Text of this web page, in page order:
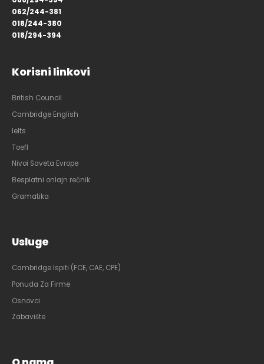
062/244-381
018/244-380
018/294-394
Korisni linkovi
British Council
Cambridge English
Ielts
Toefl
Nivoi Saveta Evrope
Besplatni onlajn rečnik
Gramatika
Usluge
Cambridge Ispiti (FCE, CAE, CPE)
Ponuda Za Firme
Osnovci
Zabavište